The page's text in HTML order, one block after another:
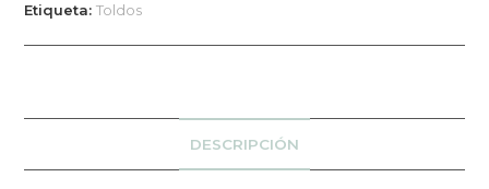
Etiqueta:Toldos
DESCRIPCIÓN